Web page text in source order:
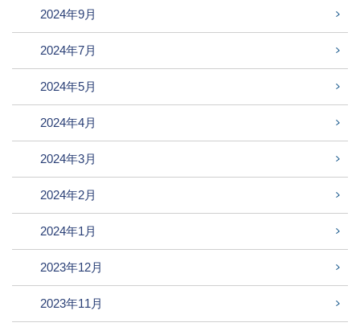
2024年9月
2024年7月
2024年5月
2024年4月
2024年3月
2024年2月
2024年1月
2023年12月
2023年11月